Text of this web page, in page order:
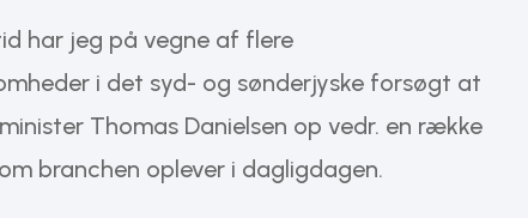
har jeg på vegne af flere
i det syd- og sønderjyske forsøgt at
Thomas Danielsen op vedr. en række
branchen oplever i dagligdagen.